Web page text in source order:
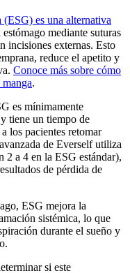
es una alternativa
mediante suturas
incisiones externas. Esto
reduce el apetito y
Conoce más sobre cómo
.
es mínimamente
tiene un tiempo de
los pacientes retomar
de Everself utiliza
2 a 4 en la ESG estándar),
de pérdida de
ESG mejora la
sistémica, lo que
durante el sueño y
si este